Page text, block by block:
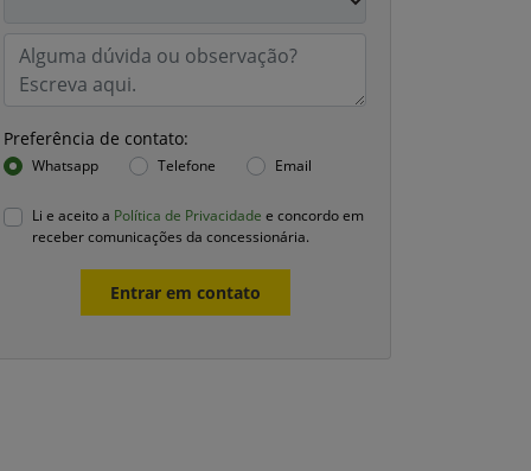
Preferência de contato:
Whatsapp Telefone Email
Li e aceito a Política de Privacidade e concordo em
receber comunicações da concessionária.
Entrar em contato